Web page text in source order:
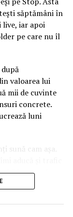
de sute de
FPSC.
în construcţii
licitaţiilor
estimat de
condus la o
imobiliari
este o
calificaţi. E
săptămâni în
live, iar apoi
pe care nu îl
valoarea lui
mii de cuvinte
concrete.
luni
cam așa.
Răspunsul
felul în care